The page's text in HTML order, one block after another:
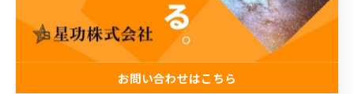
お問い合わせはこちら